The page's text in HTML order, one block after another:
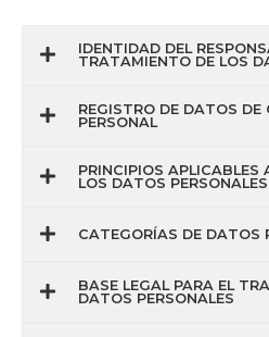
IDENTIDAD DEL
TRATAMIENTO DE LOS
REGISTRO DE DATOS DE
PERSONAL
PRINCIPIOS
LOS DATOS PERSONALES
CATEGORÍAS DE DATOS
BASE LEGAL PARA EL
DATOS PERSONALES